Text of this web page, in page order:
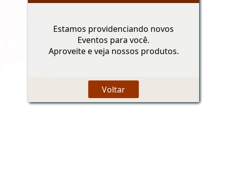
Estamos providenciando novos
Eventos para você.
Aproveite e veja nossos produtos.